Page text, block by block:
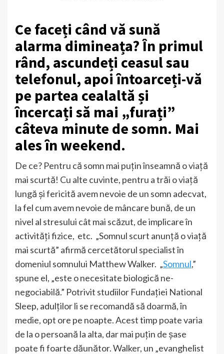
Ce faceți când vă sună
alarma dimineața? În primul
rând, ascundeți ceasul sau
telefonul, apoi întoarceți-vă
pe partea cealaltă și
încercați să mai „furați”
câteva minute de somn. Mai
ales în weekend.
De ce? Pentru că somn mai puțin înseamnă o viață
mai scurtă! Cu alte cuvinte, pentru a trăi o viață
lungă și fericită avem nevoie de un somn adecvat,
la fel cum avem nevoie de mâncare bună, de un
nivel al stresului cât mai scăzut, de implicare în
activități fizice, etc. „Somnul scurt anunță o viață
mai scurtă” afirmă cercetătorul specialist în
domeniul somnului Matthew Walker. „Somnul,”
spune el, „este o necesitate biologică ne-
negociabilă.” Potrivit studiilor Fundației National
Sleep, adulților li se recomandă să doarmă, în
medie, opt ore pe noapte. Acest timp poate varia
de la o persoană la alta, dar mai puțin de șase
poate fi foarte dăunător. Walker, un „evanghelist